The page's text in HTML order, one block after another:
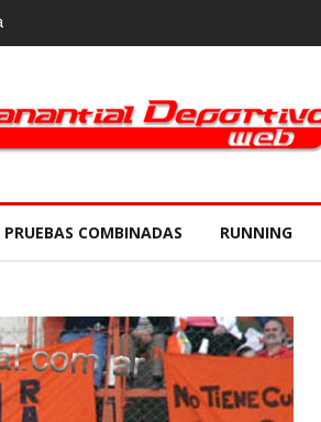
Race 2018, 10 de noviembre
PRUEBAS COMBINADAS RUNNING